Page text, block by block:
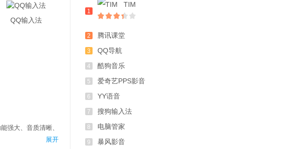
QQ输入法
强大、音质清晰、
展开
1
TIM
2 腾讯课堂
3 QQ导航
4 酷狗音乐
5 爱奇艺PPS影音
6 YY语音
7 搜狗输入法
8 电脑管家
9 暴风影音